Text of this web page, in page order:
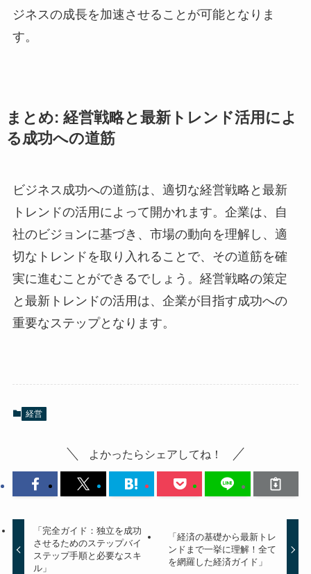
ジネスの成長を加速させることが可能となりま
す。
まとめ: 経営戦略と最新トレンド活用によ
る成功への道筋
ビジネス成功への道筋は、適切な経営戦略と最新
トレンドの活用によって開かれます。企業は、自
社のビジョンに基づき、市場の動向を理解し、適
切なトレンドを取り入れることで、その道筋を確
実に進むことができるでしょう。経営戦略の策定
と最新トレンドの活用は、企業が目指す成功への
重要なステップとなります。
経営
よかったらシェアしてね！
「完全ガイド：独立を成功
させるためのステップバイ
ステップ手順と必要なスキ
ル」
「経済の基礎から最新トレ
ンドまで一挙に理解！全て
を網羅した経済ガイド」